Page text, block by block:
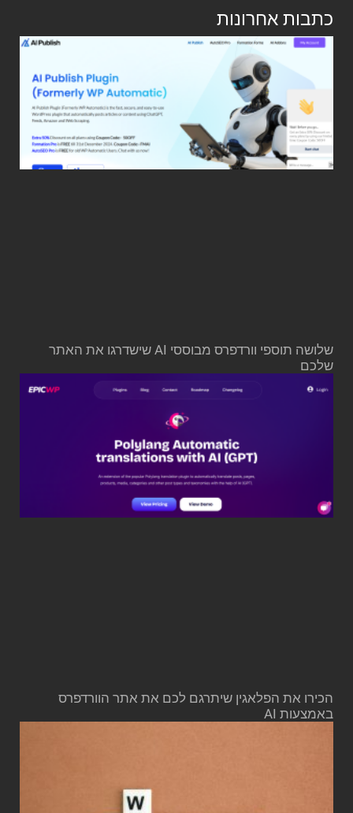
כתבות אחרונות
שלושה תוספי וורדפרס מבוססי AI שישדרגו את האתר
שלכם
הכירו את הפלאגין שיתרגם לכם את אתר הוורדפרס
באמצעות AI